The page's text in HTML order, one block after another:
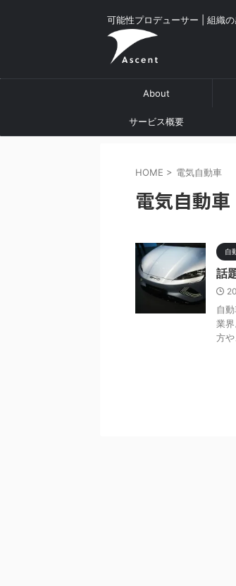
可能性プロデューサー | 組織
About
サービス概要
HOME > 電気自動車
電気自動車
自
話
自
業
方